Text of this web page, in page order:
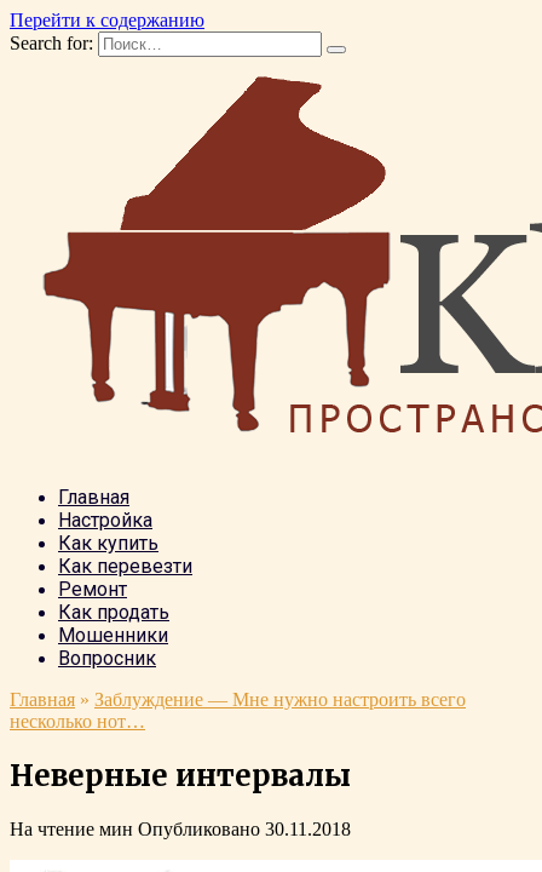
Перейти к содержанию
Search for:
Главная
Настройка
Как купить
Как перевезти
Ремонт
Как продать
Мошенники
Вопросник
Главная » Заблуждение — Мне нужно настроить всего
несколько нот…
Неверные интервалы
На чтение мин Опубликовано 30.11.2018